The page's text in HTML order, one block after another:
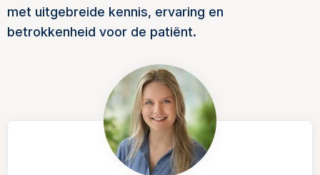
met uitgebreide kennis, ervaring en
betrokkenheid voor de patiënt.